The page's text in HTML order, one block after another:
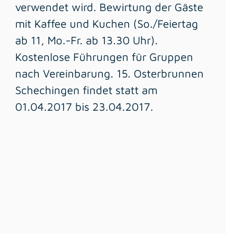
verwendet wird. Bewirtung der Gäste
mit Kaffee und Kuchen (So./Feiertag
ab 11, Mo.-Fr. ab 13.30 Uhr).
Kostenlose Führungen für Gruppen
nach Vereinbarung. 15. Osterbrunnen
Schechingen findet statt am
01.04.2017 bis 23.04.2017.